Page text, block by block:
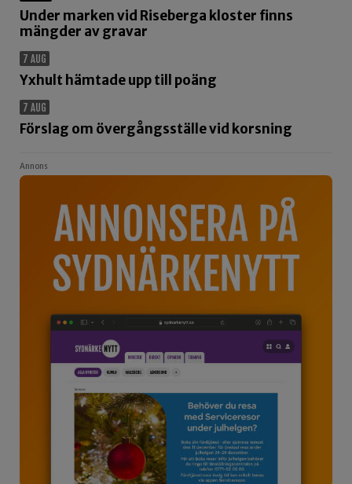
Under marken vid Riseberga kloster finns
mängder av gravar
7 AUG
Yxhult hämtade upp till poäng
7 AUG
Förslag om övergångsställe vid korsning
Annons